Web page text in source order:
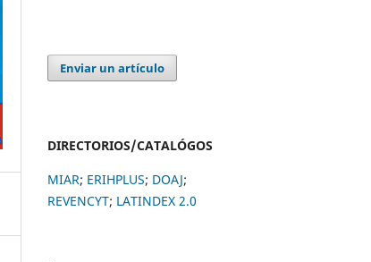
Enviar un artículo
DIRECTORIOS/CATALÓGOS
MIAR; ERIHPLUS; DOAJ;
REVENCYT; LATINDEX 2.0